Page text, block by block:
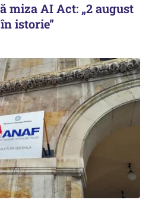
miza AI Act: „2 august
istorie”